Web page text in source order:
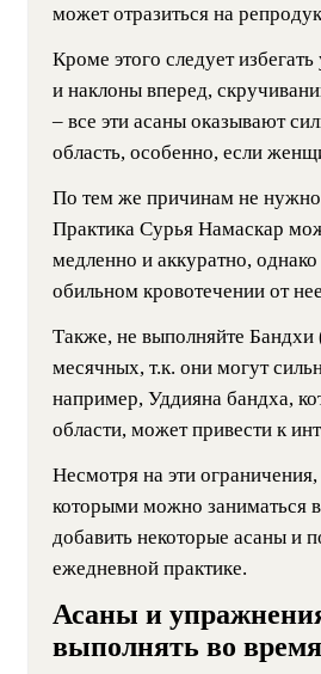
может отразиться на
Кроме этого следует
и наклоны вперед,
– все эти асаны оказывают
область, особенно, если
По тем же причинам не
Практика Сурья Намаскар
медленно и аккуратно,
обильном кровотечении от
Также, не выполняйте Бандхи
месячных, т.к. они могут
например, Уддияна бандха,
области, может привести к
Несмотря на эти
которыми можно заниматься
добавить некоторые асаны и
ежедневной практике.
Асаны и
выполнять во